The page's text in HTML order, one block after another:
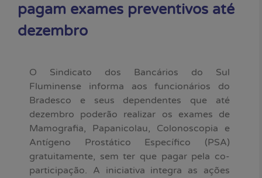
pagam exames preventivos até
dezembro
O Sindicato dos Bancários do Sul
Fluminense informa aos funcionários do
Bradesco e seus dependentes que até
dezembro poderão realizar os exames de
Mamografia, Papanicolau, Colonoscopia e
Antígeno Prostático Específico (PSA)
gratuitamente, sem ter que pagar pela co-
participação. A iniciativa integra as ações